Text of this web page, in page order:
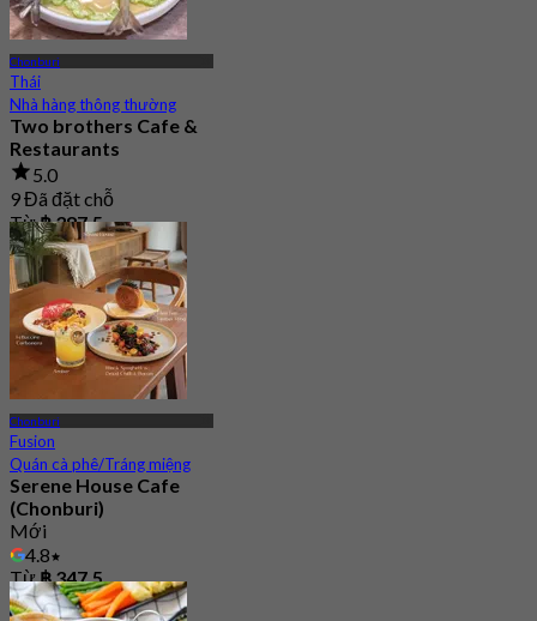
Chonburi
Thái
Nhà hàng thông thường
Two brothers Cafe &
Restaurants
5.0
9 Đã đặt chỗ
Từ฿ 387.5
Chonburi
Fusion
Quán cà phê/Tráng miệng
Serene House Cafe
(Chonburi)
Mới
4.8
Từ฿ 347.5